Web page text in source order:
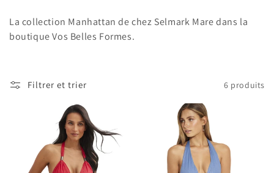
l
e
La collection Manhattan de chez Selmark Mare dans la
boutique Vos Belles Formes.
Filtrer et trier 6 produits